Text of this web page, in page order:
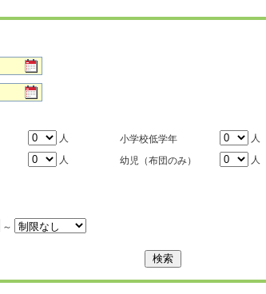
人 小学校低学年 人
人 幼児（布団のみ） 人
～